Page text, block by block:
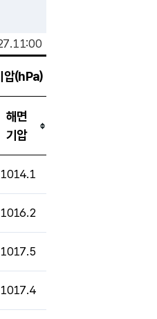
압(hPa)
해면
기압
1014.1
1016.2
1017.5
1017.4